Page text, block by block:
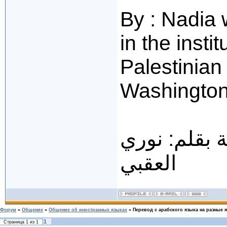
By : Nadia
in the
بقلم: نوري
العقبي
Форум » Общение » Общение об иностранных языках » Перевод с арабского языка на разные
Страница 1 из 1 1